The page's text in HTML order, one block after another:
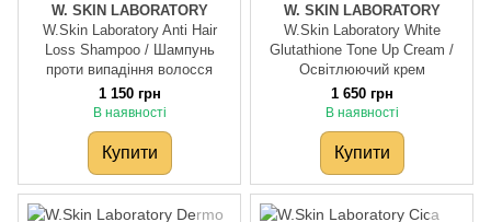
W. SKIN LABORATORY
W.Skin Laboratory Anti Hair
Loss Shampoo / Шампунь
проти випадіння волосся
1 150 грн
В наявності
Купити
W. SKIN LABORATORY
W.Skin Laboratory White
Glutathione Tone Up Cream /
Освітлюючий крем
1 650 грн
В наявності
Купити